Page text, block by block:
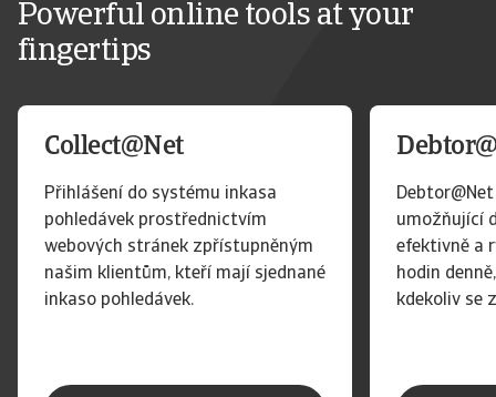
Powerful online tools at your
fingertips
Collect@Net
Přihlášení do systému inkasa
pohledávek prostřednictvím
webových stránek zpřístupněným
našim klientům, kteří mají sjednané
inkaso pohledávek.
umožňující
efektivně a
hodin
kdekoliv se